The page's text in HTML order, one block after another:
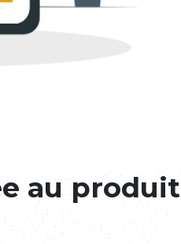
au produit